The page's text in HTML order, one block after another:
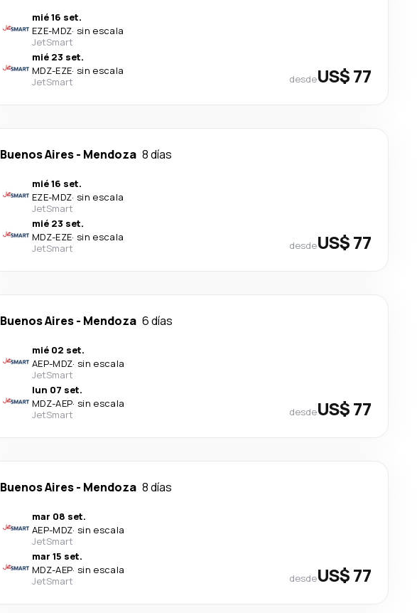
mié 16 set.
EZE-MDZ· sin escala
JetSmart
mié 23 set.
MDZ-EZE· sin escala
JetSmart
desdeUS$ 77
Buenos Aires- Mendoza 8 días
mié 16 set.
EZE-MDZ· sin escala
JetSmart
mié 23 set.
MDZ-EZE· sin escala
JetSmart
desdeUS$ 77
Buenos Aires- Mendoza 6 días
mié 02 set.
AEP-MDZ· sin escala
JetSmart
lun 07 set.
MDZ-AEP· sin escala
JetSmart
desdeUS$ 77
Buenos Aires- Mendoza 8 días
mar 08 set.
AEP-MDZ· sin escala
JetSmart
mar 15 set.
MDZ-AEP· sin escala
JetSmart
desdeUS$ 77